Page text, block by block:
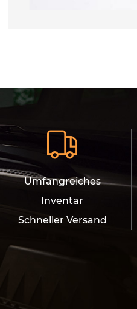
Umfangreiches
Inventar
Schneller Versand